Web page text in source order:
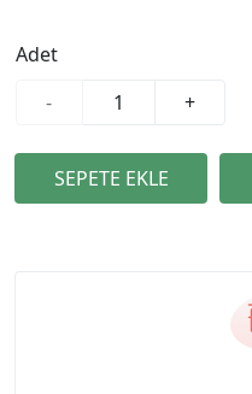
Adet
-
+